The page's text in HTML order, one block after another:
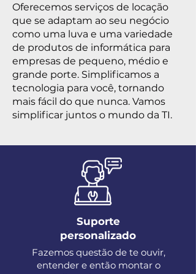
Oferecemos serviços de locação
que se adaptam ao seu negócio
como uma luva e uma variedade
de produtos de informática para
empresas de pequeno, médio e
grande porte. Simplificamos a
tecnologia para você, tornando
mais fácil do que nunca. Vamos
simplificar juntos o mundo da TI.
Suporte
personalizado
Fazemos questão de te ouvir,
entender e então montar o